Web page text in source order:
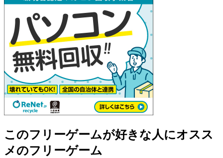
このフリーゲームが好きな人にオスス
メのフリーゲーム